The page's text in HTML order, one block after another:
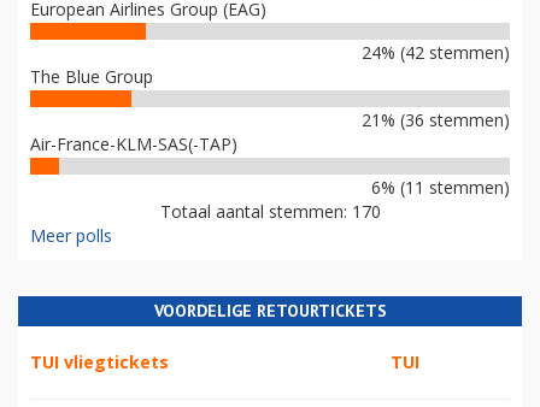
European Airlines Group (EAG)
24% (42 stemmen)
The Blue Group
21% (36 stemmen)
Air-France-KLM-SAS(-TAP)
6% (11 stemmen)
Totaal aantal stemmen: 170
Meer polls
VOORDELIGE RETOURTICKETS
TUI vliegtickets TUI